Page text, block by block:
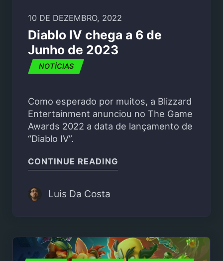
10 DE DEZEMBRO, 2022
Diablo IV chega a 6 de
Junho de 2023
NOTÍCIAS
Como esperado por muitos, a Blizzard
Entertainment anunciou no The Game
Awards 2022 a data de lançamento de
“Diablo IV”.
CONTINUE READING
Luis Da Costa